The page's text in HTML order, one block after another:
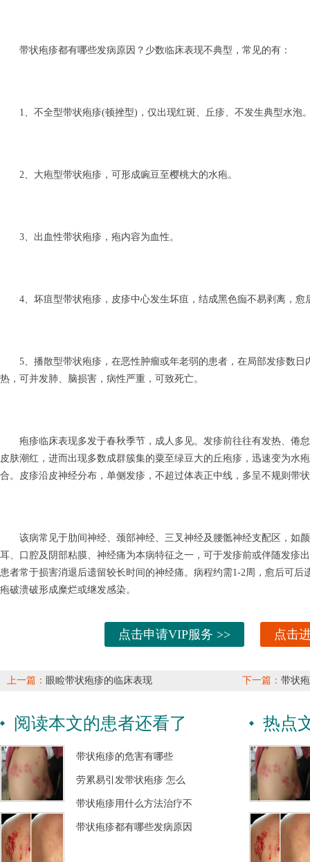
带状疱疹都有哪些发病原因？少数临床表现不典型，常见的有：
1、不全型带状疱疹(顿挫型)，仅出现红斑、丘疹、不发生典型水泡
2、大疱型带状疱疹，可形成豌豆至樱桃大的水疱。
3、出血性带状疱疹，疱内容为血性。
4、坏疽型带状疱疹，皮疹中心发生坏疽，结成黑色痂不易剥离，愈
5、播散型带状疱疹，在恶性肿瘤或年老弱的患者，在局部发疹数日
热，可并发肺、脑损害，病性严重，可致死亡。
疱疹临床表现多发于春秋季节，成人多见。发疹前往往有发热、倦怠
皮肤潮红，进而出现多数成群簇集的粟至绿豆大的丘疱疹，迅速变为水
合。皮疹沿皮神经分布，单侧发疹，不超过体表正中线，多呈不规则带
该病常见于肋间神经、颈部神经、三叉神经及腰骶神经支配区，如
耳、口腔及阴部粘膜、神经痛为本病特征之一，可于发疹前或伴随发疹
患者常于损害消退后遗留较长时间的神经痛。病程约需1-2周，愈后可
疱破溃破形成糜烂或继发感染。
点击申请VIP服务 >> 点击
上一篇： 眼睑带状疱疹的临床表现 下一篇： 带状
阅读本文的患者还看了
带状疱疹的危害有哪些
劳累易引发带状疱疹 怎么
带状疱疹用什么方法治疗不
带状疱疹都有哪些发病原因
热点